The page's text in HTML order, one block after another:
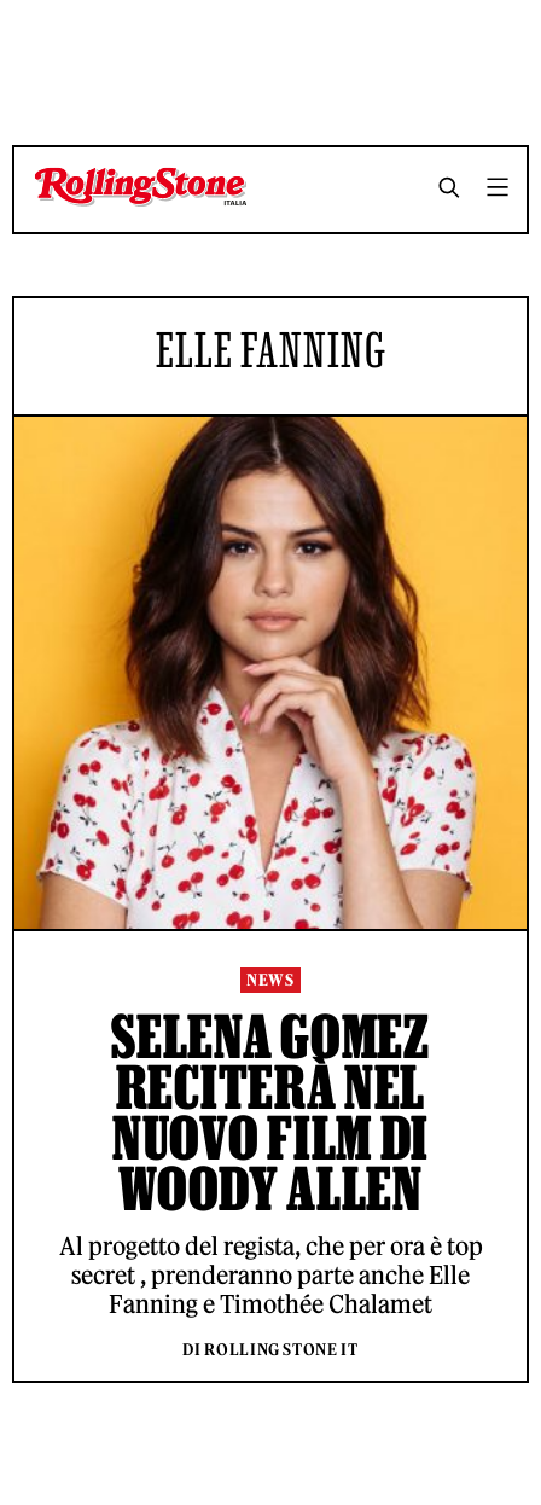
ELLE FANNING
NEWS
SELENA GOMEZ
RECITERÀ NEL
NUOVO FILM DI
WOODY ALLEN
Al progetto del regista, che per ora è top
secret , prenderanno parte anche Elle
Fanning e Timothée Chalamet
DI ROLLING STONE IT